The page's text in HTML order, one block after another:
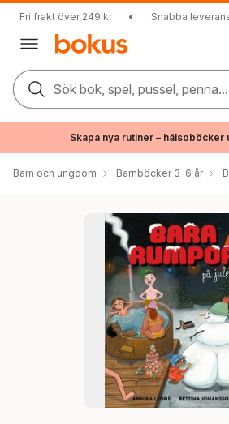
Fri frakt över 249 kr • Snabba
Sök bok, spel, pussel, penna...
Skapa nya rutiner – hälsoböcker
Barn och ungdom Barnböcker 3-6 år